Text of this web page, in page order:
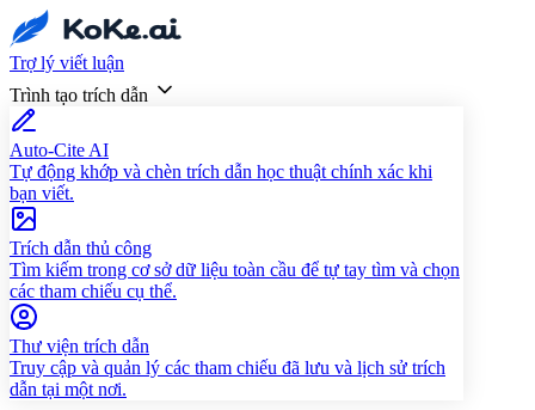
Trợ lý viết luận
Trình tạo trích dẫn
Auto-Cite AI
Tự động khớp và chèn trích dẫn học thuật chính xác khi
bạn viết.
Trích dẫn thủ công
Tìm kiếm trong cơ sở dữ liệu toàn cầu để tự tay tìm và chọn
các tham chiếu cụ thể.
Thư viện trích dẫn
Truy cập và quản lý các tham chiếu đã lưu và lịch sử trích
dẫn tại một nơi.